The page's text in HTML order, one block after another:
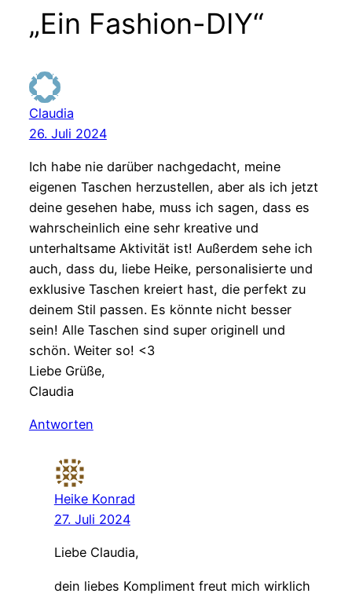
„Ein Fashion-DIY“
Claudia
26. Juli 2024
Ich habe nie darüber nachgedacht, meine
eigenen Taschen herzustellen, aber als ich jetzt
deine gesehen habe, muss ich sagen, dass es
wahrscheinlich eine sehr kreative und
unterhaltsame Aktivität ist! Außerdem sehe ich
auch, dass du, liebe Heike, personalisierte und
exklusive Taschen kreiert hast, die perfekt zu
deinem Stil passen. Es könnte nicht besser
sein! Alle Taschen sind super originell und
schön. Weiter so! <3
Liebe Grüße,
Claudia
Antworten
Heike Konrad
27. Juli 2024
Liebe Claudia,
dein liebes Kompliment freut mich wirklich